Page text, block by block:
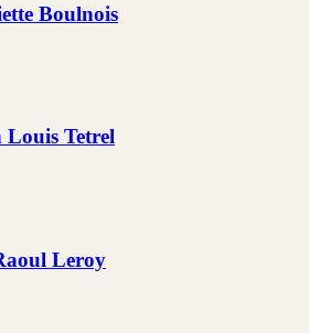
Boulnois
Louis Tetrel
Leroy